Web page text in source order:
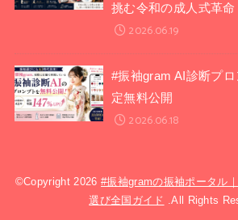
挑む令和の成人式革命
2026.06.19
#振袖gram AI診断プ
定無料公開
2026.06.18
©Copyright 2026#振袖gramの振袖ポータル
選び全国ガイド
.All Rights